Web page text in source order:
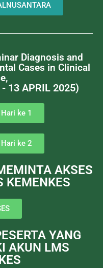
Diagnosis and
Cases in Clinical
13 APRIL 2025)
ke 1
ke 2
AKSES
KEMENKES
YANG
AKUN LMS